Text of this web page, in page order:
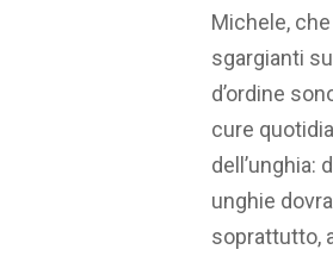
Michele,
sgargianti
d’ordine
cure
dell’unghia:
unghie
soprattutto,